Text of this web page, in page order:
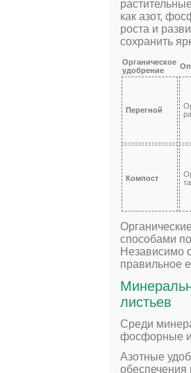
как азот,
роста и
сохранить
Органическое
удобрение
Перегной
Компост
способами
Независимо
правильное
листьев
Среди
фосфорные и
Азотные
обеспечения